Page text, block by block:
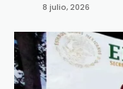
8 julio, 2026